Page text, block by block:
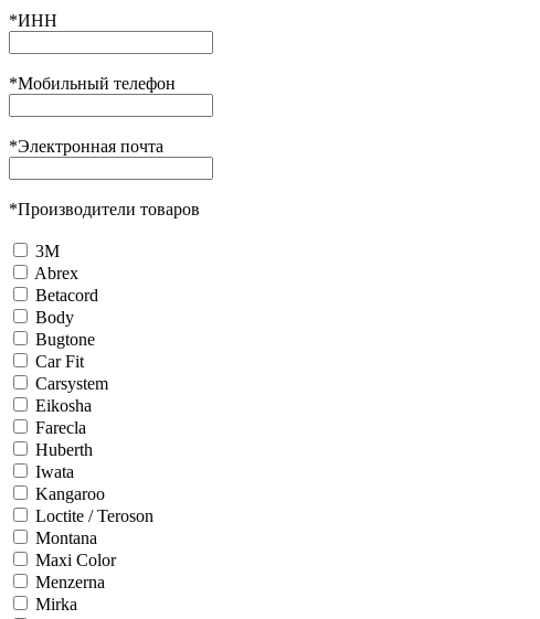
*ИНН
*Мобильный телефон
*Электронная почта
*Производители товаров
3М
Abrex
Betacord
Body
Bugtone
Car Fit
Carsystem
Eikosha
Farecla
Huberth
Iwata
Kangaroo
Loctite / Teroson
Montana
Maxi Color
Menzerna
Mirka